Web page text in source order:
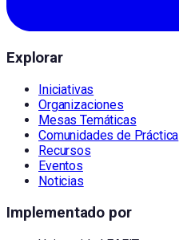
Explorar
Iniciativas
Organizaciones
Mesas Temáticas
Comunidades de Práctica
Recursos
Eventos
Noticias
Implementado por